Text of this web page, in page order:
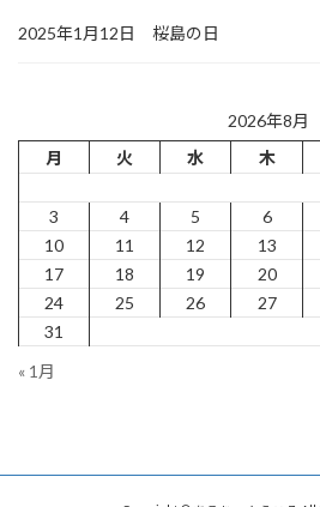
2025年1月12日 桜島の日
2026年8月
月
火 水 木
3
4 5 6
10
11 12 13
17
18 19 20
24
25 26 27
31
« 1月